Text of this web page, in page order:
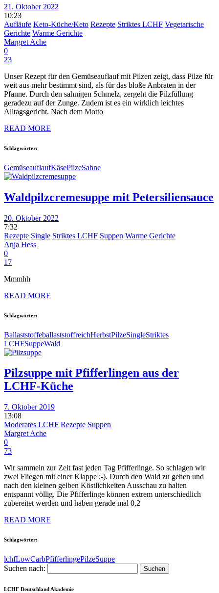
21. Oktober 2022
10:23
Aufläufe Keto-Küche/Keto Rezepte Striktes LCHF Vegetarische
Gerichte Warme Gerichte
Margret Ache
0
23
Unser Rezept für den Gemüseauflauf mit Pilzen zeigt, dass Pilze für
weit aus mehr bestimmt sind, als für das bloße Anbraten in der
Pfanne. Durch den sahnigen Schmelz, zergeht die Pilzfüllung
geradezu auf der Zunge. Zudem ist es ein wirklich leichtes
Alltagsgericht. Nach dem Motto
READ MORE
Schlagwörter:
GemüseauflaufKäsePilzeSahne
Waldpilzcremesuppe mit Petersiliensauce
20. Oktober 2022
7:32
Rezepte Single Striktes LCHF Suppen Warme Gerichte
Anja Hess
0
17
Mmmhh
READ MORE
Schlagwörter:
BallaststoffeballaststoffreichHerbstPilzeSingleStriktes
LCHFSuppeWald
Pilzsuppe mit Pfifferlingen aus der
LCHF-Küche
7. Oktober 2019
13:08
Moderates LCHF Rezepte Suppen
Margret Ache
0
73
Wir sammeln zur Zeit fast jeden Tag Pfifferlinge. So schlagen wir
zwei Fliegen mit einer Klappe ;-). Durch den Wald zu gehen und
nach den kleinen gelben Köstlichkeiten Ausschau zu halten
entspannt völlig. Die Pfifferlinge können extrem unterschiedlich
zubereitet werden und haben gerade mal 0,2
READ MORE
Schlagwörter:
lchfLowCarbPfifferlingePilzeSuppe
Suchen nach:
LCHF Deutschland Akademie